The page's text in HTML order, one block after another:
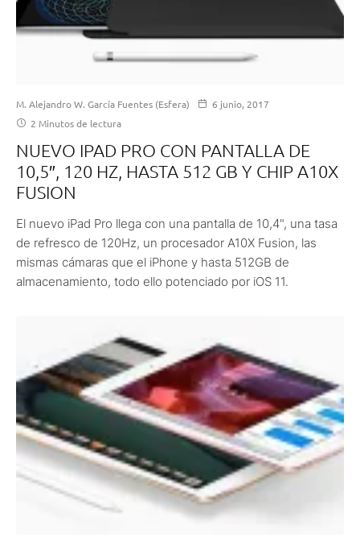
M. Alejandro W. García Fuentes (Esfera)
6 junio, 2017
2 Minutos de lectura
NUEVO IPAD PRO CON PANTALLA DE
10,5″, 120 HZ, HASTA 512 GB Y CHIP A10X
FUSION
El nuevo iPad Pro llega con una pantalla de 10,4", una tasa
de refresco de 120Hz, un procesador A10X Fusion, las
mismas cámaras que el iPhone y hasta 512GB de
almacenamiento, todo ello potenciado por iOS 11.